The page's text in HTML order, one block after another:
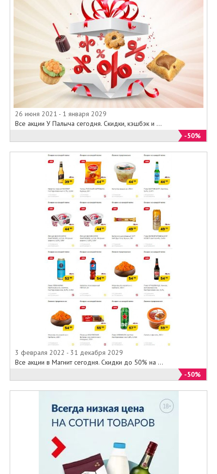
26 июня 2021 - 1 января 2029
Все акции У Палыча сегодня. Скидки, кэшбэк и ...
-50%
3 февраля 2022 - 31 декабря 2029
Все акции в Магнит сегодня. Скидки до 50% на ...
-50%